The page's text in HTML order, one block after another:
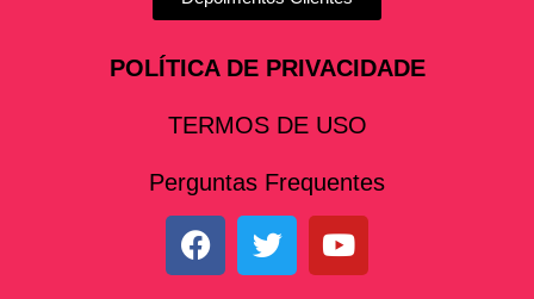
POLÍTICA DE PRIVACIDADE
TERMOS DE USO
Perguntas Frequentes